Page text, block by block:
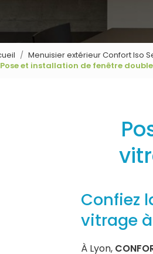
Menuisier extérieur Confort Iso
Pose et installation de fenêtre double
Confiez
vitrage à
À Lyon,